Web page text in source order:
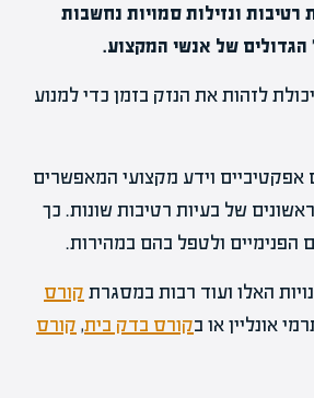
רטיבות ונזילות סמויות נחשבות
הגדולים של אנשי המקצוע.
לזהות את הנזק בזמן כדי למנוע
וידע מקצועי המאפשרים
של בעיות רטיבות שונות. כך
הפנימיים ולטפל בהם במהירות.
האלו ועוד רבות במסגרת קורס
אונליין או בקורס בדק בית, קורס